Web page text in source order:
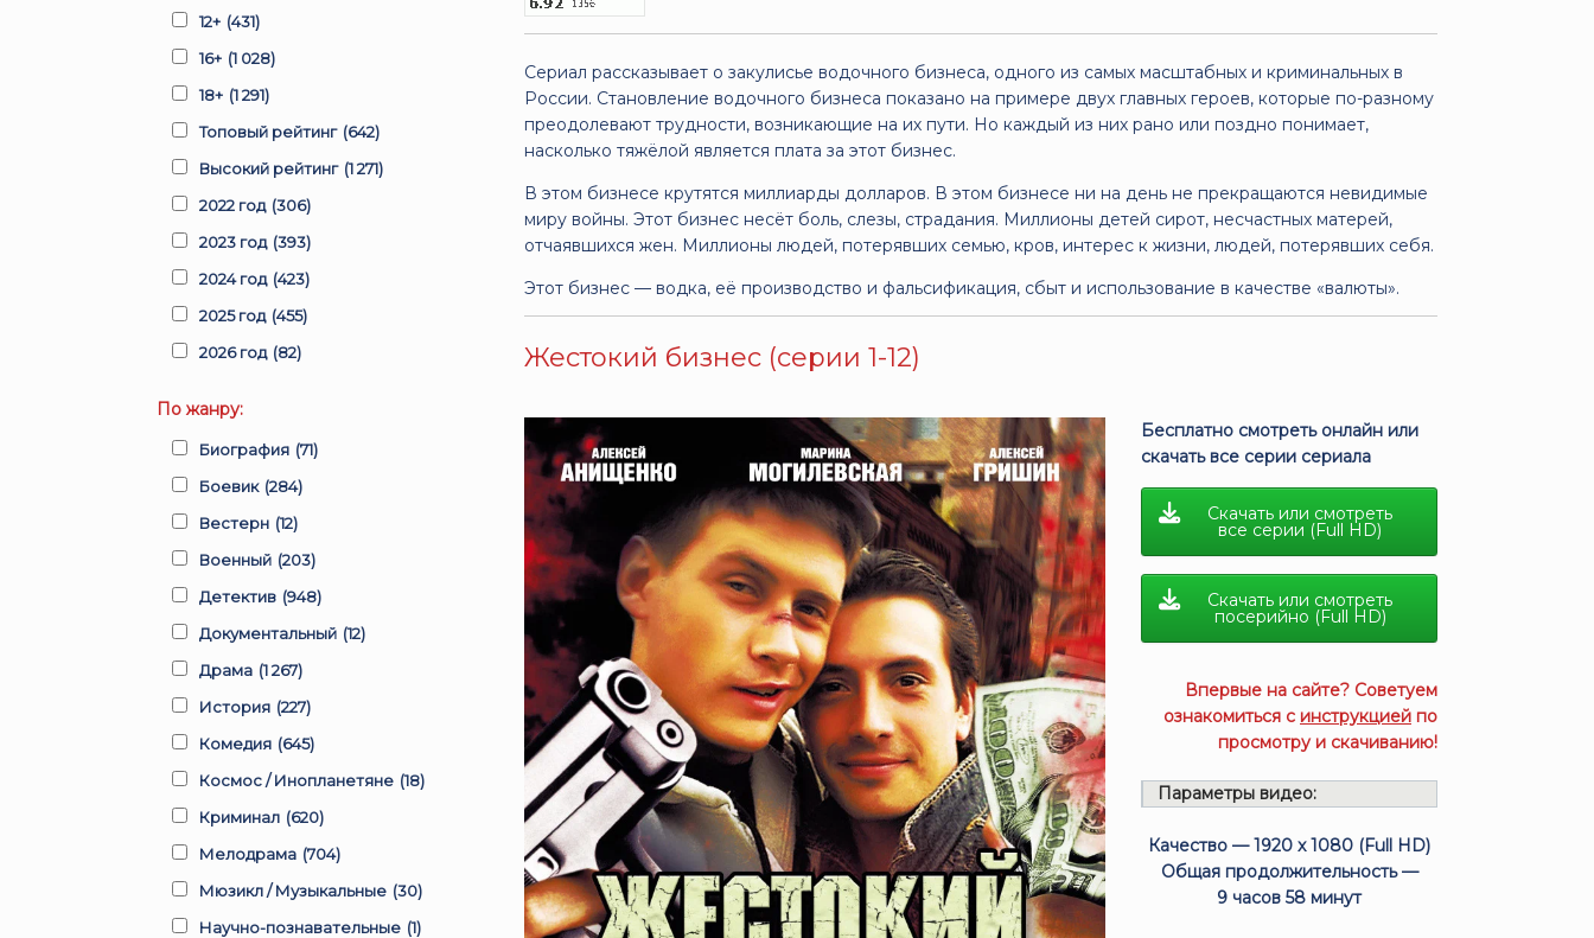
Сериал рассказывает о закулисье водочного бизнеса, одного из самых масштабных и криминальных в
России. Становление водочного бизнеса показано на примере двух главных героев, которые по-разному
преодолевают трудности, возникающие на их пути. Но каждый из них рано или поздно понимает,
насколько тяжёлой является плата за этот бизнес.
В этом бизнесе крутятся миллиарды долларов. В этом бизнесе ни на день не прекращаются невидимые
миру войны. Этот бизнес несёт боль, слезы, страдания. Миллионы детей сирот, несчастных матерей,
отчаявшихся жен. Миллионы людей, потерявших семью, кров, интерес к жизни, людей, потерявших себя.
Этот бизнес — водка, её производство и фальсификация, сбыт и использование в качестве «валюты».
Жестокий бизнес (серии 1-12)
Бесплатно смотреть онлайн или
скачать все серии сериала
Скачать или смотреть
все серии (Full HD)
Скачать или смотреть
посерийно (Full HD)
Впервые на сайте? Советуем
ознакомиться с инструкцией по
просмотру и скачиванию!
Параметры видео:
Качество — 1920 x 1080 (Full HD)
Общая продолжительность —
9 часов 58 минут
12+ (431)
16+ (1 028)
18+ (1 291)
Топовый рейтинг (642)
Высокий рейтинг (1 271)
2022 год (306)
2023 год (393)
2024 год (423)
2025 год (455)
2026 год (82)
По жанру:
Биография (71)
Боевик (284)
Вестерн (12)
Военный (203)
Детектив (948)
Документальный (12)
Драма (1 267)
История (227)
Комедия (645)
Космос / Инопланетяне (18)
Криминал (620)
Мелодрама (704)
Мюзикл / Музыкальные (30)
Научно-познавательные (1)